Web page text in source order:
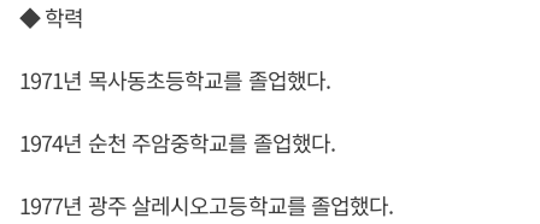
◆ 학력
1971년 목사동초등학교를 졸업했다.
1974년 순천 주암중학교를 졸업했다.
1977년 광주 살레시오고등학교를 졸업했다.